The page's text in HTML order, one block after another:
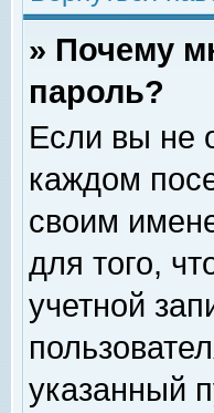
» Почему
пароль?
Если вы не
каждом
своим
для того,
учетной
указанный